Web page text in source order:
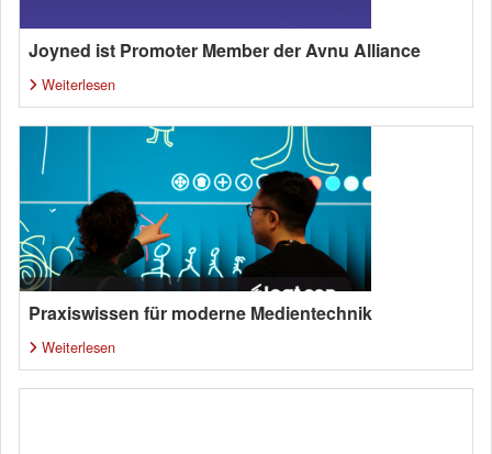
Joyned ist Promoter Member der Avnu Alliance
Weiterlesen
Praxiswissen für moderne Medientechnik
Weiterlesen